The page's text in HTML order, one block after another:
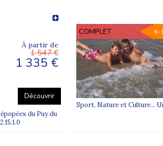
(selon destinations)
Paris ?
Est)
À partir de
1 547 €
1 335 €
Découvrir
du Puy du
COMPLET 6-
Sport, Nature et Culture...